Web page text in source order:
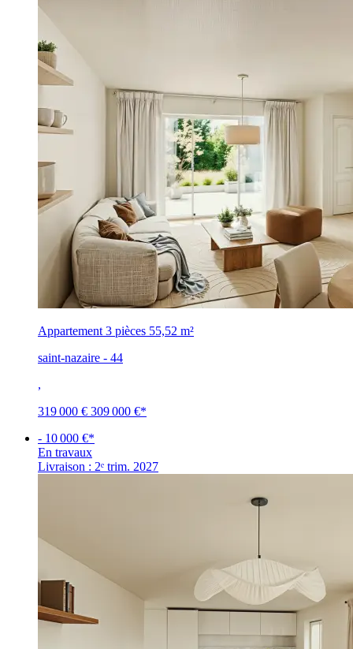
Appartement 3 pièces 55,52 m²
saint-nazaire - 44
,
319 000 € 309 000 €*
- 10 000 €*
En travaux
Livraison : 2ᵉ trim. 2027